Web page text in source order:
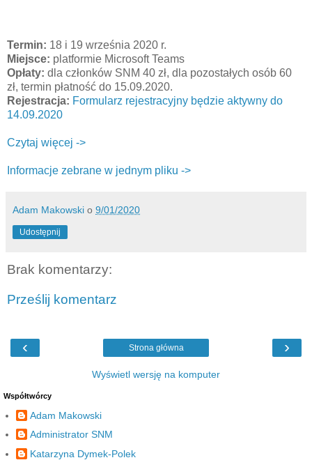
Termin: 18 i 19 września 2020 r.
Miejsce: platformie Microsoft Teams
Opłaty: dla członków SNM 40 zł, dla pozostałych osób 60
zł, termin płatność do 15.09.2020.
Rejestracja: Formularz rejestracyjny będzie aktywny do
14.09.2020
Czytaj więcej ->
Informacje zebrane w jednym pliku ->
Adam Makowski o 9/01/2020
Udostępnij
Brak komentarzy:
Prześlij komentarz
‹ ›
Strona główna
Wyświetl wersję na komputer
Współtwórcy
Adam Makowski
Administrator SNM
Katarzyna Dymek-Polek